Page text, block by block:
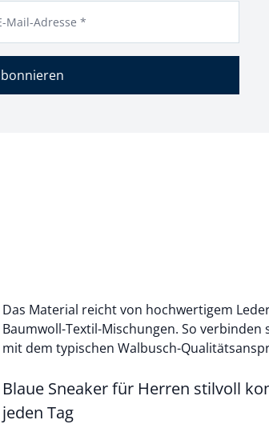
Mail-Adresse *
Das Material reicht von hochwertigem
Baumwoll-Textil-Mischungen. So
mit dem typischen Walbusch-
Blaue Sneaker für Herren stilvoll
jeden Tag